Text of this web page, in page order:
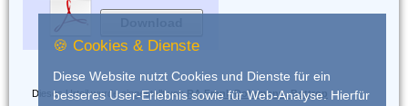
Dieses Urteil wurde eingestellt vonRA Frank Dohrmann, Bottrop
🍪 Cookies & Dienste
Diese Website nutzt Cookies und Dienste für ein
besseres User-Erlebnis sowie für Web-Analyse. Hierfür